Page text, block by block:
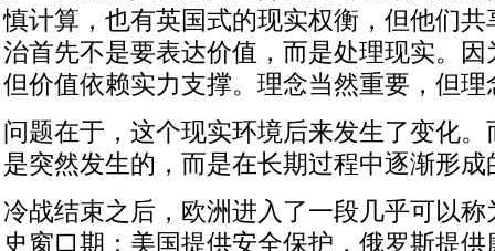
慎计算，也有英国式的现实权衡，但他们
治首先不是要表达价值，而是处理现实。
但价值依赖实力支撑。理念当然重要，但
问题在于，这个现实环境后来发生了变化
是突然发生的，而是在长期过程中逐渐形成
冷战结束之后，欧洲进入了一段几乎可以称
史窗口期：美国提供安全保护，俄罗斯提